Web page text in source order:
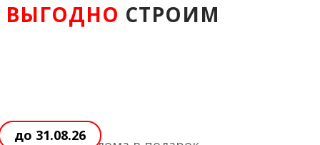
ВЫГОДНО СТРОИМ
до 31.08.26